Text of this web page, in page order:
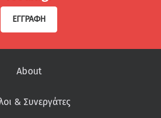
ΕΓΓΡΑΦΉ
About
& Συνεργάτες